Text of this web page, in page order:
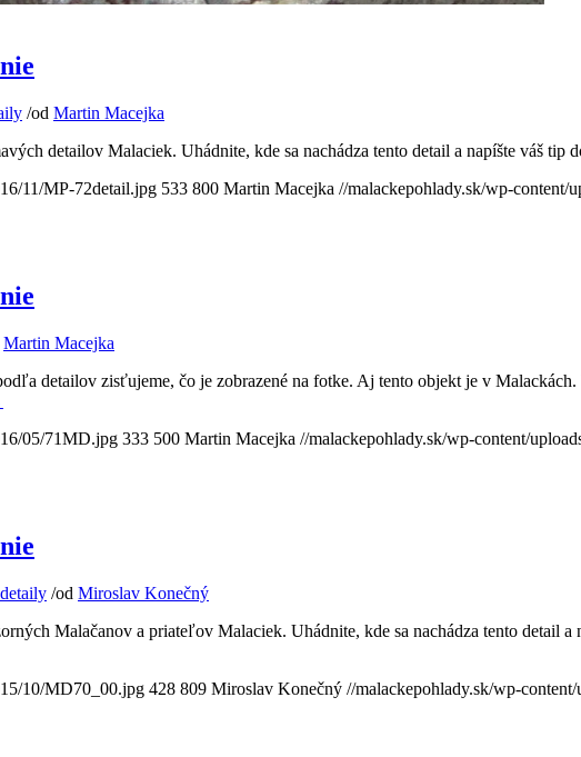
/od Martin Macejka
detailov Malaciek. Uhádnite, kde sa nachádza tento detail a napíšte váš tip
11/MP-72detail.jpg 533 800 Martin Macejka //malackepohlady.sk/wp-content/
Martin Macejka
detailov zisťujeme, čo je zobrazené na fotke. Aj tento objekt je v
05/71MD.jpg 333 500 Martin Macejka //malackepohlady.sk/wp-content/
/od Miroslav Konečný
Malačanov a priateľov Malaciek. Uhádnite, kde sa nachádza tento detail
10/MD70_00.jpg 428 809 Miroslav Konečný //malackepohlady.sk/wp-